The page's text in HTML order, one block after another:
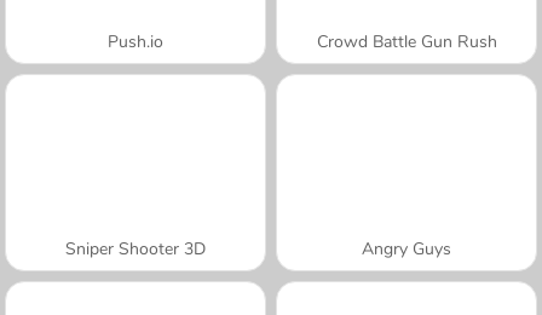
Push.io Crowd Battle Gun Rush
Sniper Shooter 3D Angry Guys